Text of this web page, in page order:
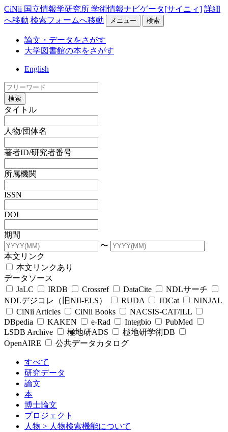
CiNii 国立情報学研究所 学術情報ナビゲータ[サイニィ] 詳細
へ移動 検索フォームへ移動 メニュー 検索
論文・データをさがす
大学図書館の本をさがす
English
検索
タイトル
人物/団体名
著者ID/研究者番号
所属機関
ISSN
DOI
期間
〜
本文リンク
本文リンクあり
データソース
JaLC
IRDB Crossref DataCite
NDLサーチ
NDLデジコレ（旧NII-ELS）
RUDA JDCat
NINJAL
CiNii Articles
CiNii Books
NACSIS-CAT/ILL
DBpedia
KAKEN e-Rad Integbio
PubMed
LSDB Archive
極地研ADS
極地研学術DB
OpenAIRE
公共データカタログ
すべて
研究データ
論文
本
博士論文
プロジェクト
人物 > 人物検索機能について